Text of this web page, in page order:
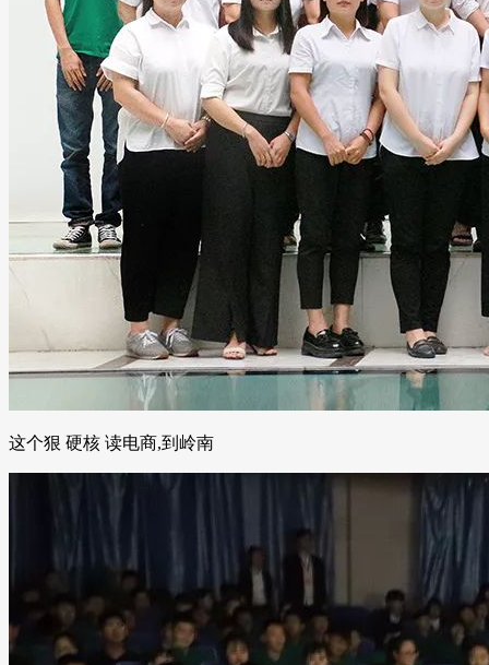
这个狠 硬核 读电商,到岭南